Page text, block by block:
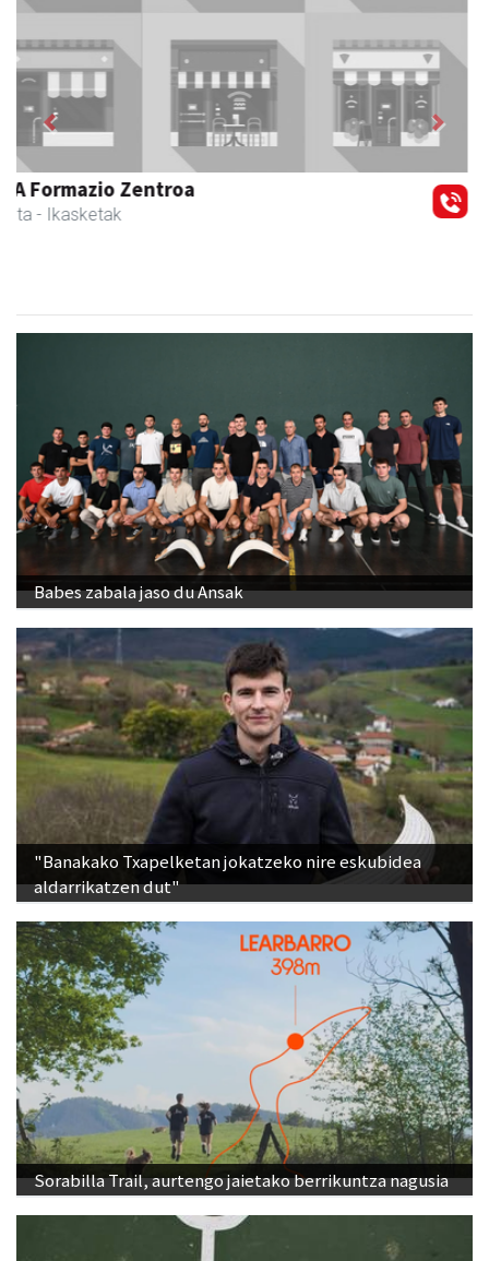
Urnietako AEK euskaltegia
Urnieta - Euskaltegiak
Previous
Babes zabala jaso du Ansak
"Banakako Txapelketan jokatzeko nire eskubidea
aldarrikatzen dut"
Sorabilla Trail, aurtengo jaietako berrikuntza nagusia